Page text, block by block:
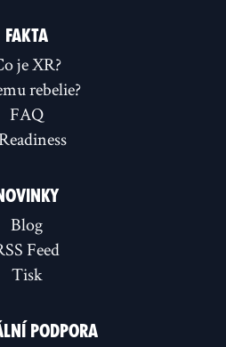
FAKTA
je XR?
rebelie?
FAQ
Blog
Feed
Tisk
PODPORA